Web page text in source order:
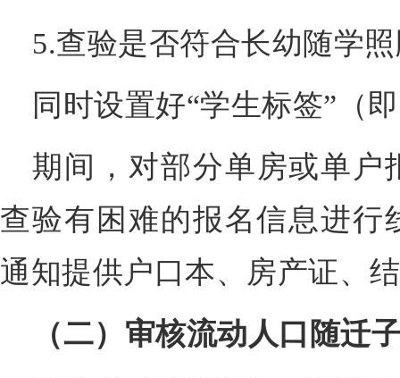
5.查验是否符合长幼随学
同时设置好“学生标签”（
期间，对部分单房或单户
查验有困难的报名信息进行
通知提供户口本、房产证、
（二）审核流动人口随迁